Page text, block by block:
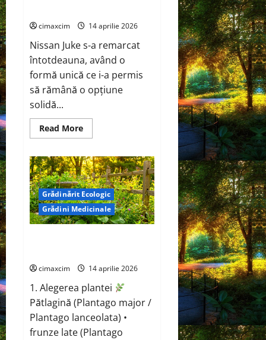
cimaxcim 14 aprilie 2026
Nissan Juke s-a remarcat
întotdeauna, având o
formă unică ce i-a permis
să rămână o opțiune
solidă...
Read MoreRead
more
Juke
va
fi
complet
electric
în
2027,
construit
pe
E-
și
Alpine
A390.
Grădinărit Ecologic
Grădini Medicinale
cimaxcim 14 aprilie 2026
1. Alegerea plantei
Pătlagină (Plantago major /
Plantago lanceolata) •
frunze late (Plantago